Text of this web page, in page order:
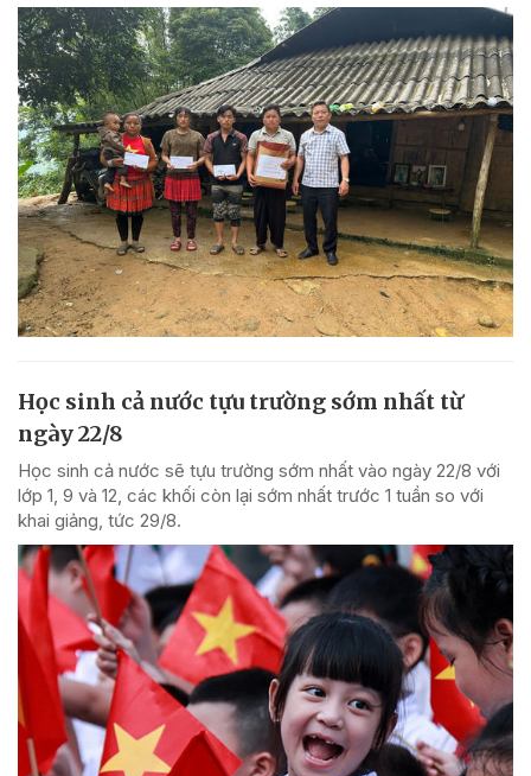
Học sinh cả nước tựu trường sớm nhất từ
ngày 22/8
Học sinh cả nước sẽ tựu trường sớm nhất vào ngày 22/8 với
lớp 1, 9 và 12, các khối còn lại sớm nhất trước 1 tuần so với
khai giảng, tức 29/8.